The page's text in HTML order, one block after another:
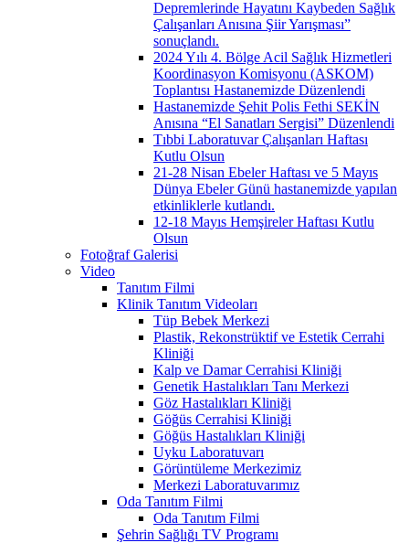
Depremlerinde Hayatını Kaybeden Sağlık
Çalışanları Anısına Şiir Yarışması”
sonuçlandı.
2024 Yılı 4. Bölge Acil Sağlık Hizmetleri
Koordinasyon Komisyonu (ASKOM)
Toplantısı Hastanemizde Düzenlendi
Hastanemizde Şehit Polis Fethi SEKİN
Anısına “El Sanatları Sergisi” Düzenlendi
Tıbbi Laboratuvar Çalışanları Haftası
Kutlu Olsun
21-28 Nisan Ebeler Haftası ve 5 Mayıs
Dünya Ebeler Günü hastanemizde yapılan
etkinliklerle kutlandı.
12-18 Mayıs Hemşireler Haftası Kutlu
Olsun
Fotoğraf Galerisi
Video
Tanıtım Filmi
Klinik Tanıtım Videoları
Tüp Bebek Merkezi
Plastik, Rekonstrüktif ve Estetik Cerrahi
Kliniği
Kalp ve Damar Cerrahisi Kliniği
Genetik Hastalıkları Tanı Merkezi
Göz Hastalıkları Kliniği
Göğüs Cerrahisi Kliniği
Göğüs Hastalıkları Kliniği
Uyku Laboratuvarı
Görüntüleme Merkezimiz
Merkezi Laboratuvarımız
Oda Tanıtım Filmi
Oda Tanıtım Filmi
Şehrin Sağlığı TV Programı